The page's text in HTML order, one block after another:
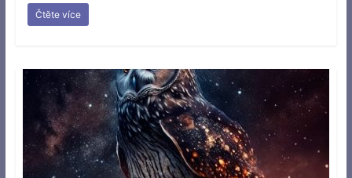
Čtěte více